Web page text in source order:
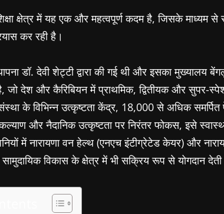
शिक्षा क्षेत्र में यह एक और महत्वपूर्ण कदम है, जिसके
कर रही है।
डॉ. देवी शेट्टी द्वारा की गई थी और इसका मुख्यालय
जो देश और कैरिबियन में प्राथमिक, द्वितीयक और सुपर-
के विभिन्न उत्कृष्टता केंद्र, 18,000 से अधिक
और नैदानिक उत्कृष्टता पर निरंतर फोकस, इसे
में नारायणा वन हेल्थ (एनएच इंटीग्रेटेड केयर) और
विकास के क्षेत्र में भी सक्रिय रूप से योगदान देती